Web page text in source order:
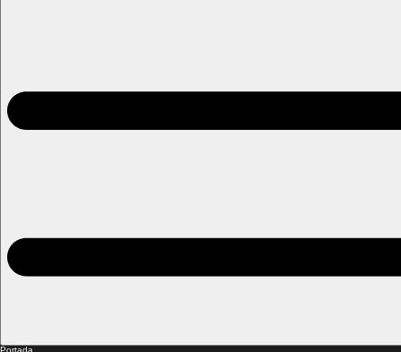
Portada